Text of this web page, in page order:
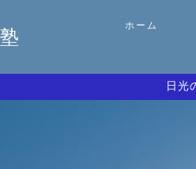
ホーム
日光